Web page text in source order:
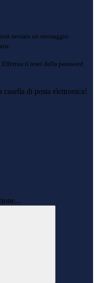
inviato un messaggio
il reset della password
di posta elettronica!